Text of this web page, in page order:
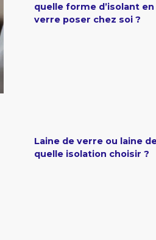
quelle forme d’isolant
verre poser chez soi ?
Laine de verre ou laine
quelle isolation choisir ?